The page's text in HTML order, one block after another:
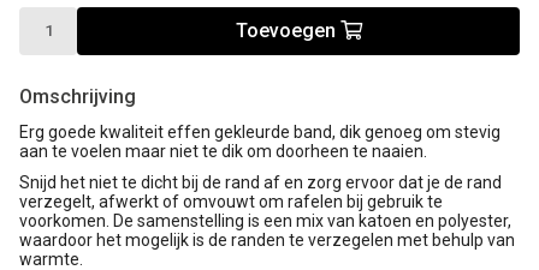
Toevoegen
Omschrijving
Erg goede kwaliteit effen gekleurde band, dik genoeg om stevig
aan te voelen maar niet te dik om doorheen te naaien.
Snijd het niet te dicht bij de rand af en zorg ervoor dat je de rand
verzegelt, afwerkt of omvouwt om rafelen bij gebruik te
voorkomen. De samenstelling is een mix van katoen en polyester,
waardoor het mogelijk is de randen te verzegelen met behulp van
warmte.